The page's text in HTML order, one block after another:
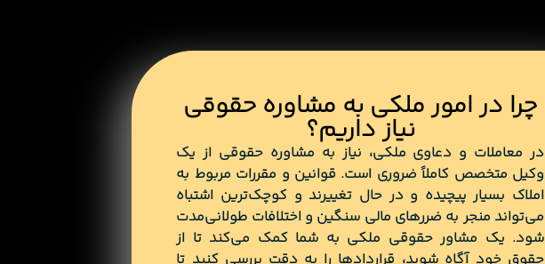
چرا در امور ملکی به مشاوره حقوقی
نیاز داریم؟
در معاملات و دعاوی ملکی، نیاز به مشاوره حقوقی از یک
وکیل متخصص کاملاً ضروری است. قوانین و مقررات مربوط به
املاک بسیار پیچیده و در حال تغییرند و کوچک‌ترین اشتباه
می‌تواند منجر به ضررهای مالی سنگین و اختلافات طولانی‌مدت
شود. یک مشاور حقوقی ملکی به شما کمک می‌کند تا از